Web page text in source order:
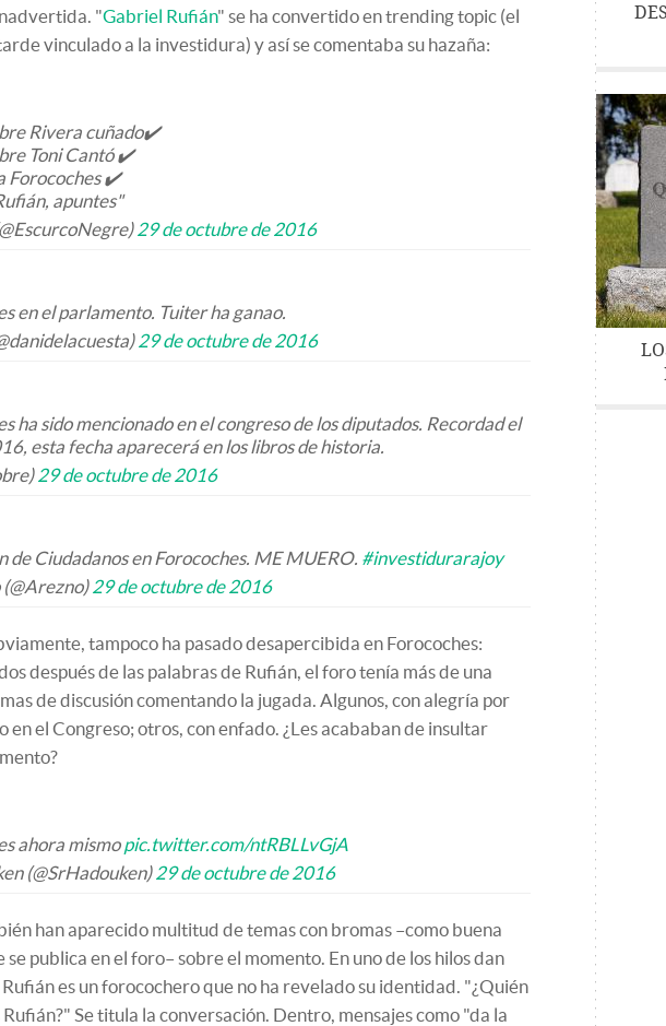
"Gabriel Rufián" se ha convertido en trending topic (el
vinculado a la investidura) y así se comentaba su hazaña:
Rivera cuñado✔️
Toni Cantó ✔️
Forocoches ✔️
apuntes"
29 de octubre de 2016
en el parlamento. Tuiter ha ganao.
29 de octubre de 2016
ha sido mencionado en el congreso de los diputados. Recordad el
esta fecha aparecerá en los libros de historia.
29 de octubre de 2016
de Ciudadanos en Forocoches. ME MUERO. #investidurarajoy
29 de octubre de 2016
tampoco ha pasado desapercibida en Forocoches:
después de las palabras de Rufián, el foro tenía más de una
de discusión comentando la jugada. Algunos, con alegría por
en el Congreso; otros, con enfado. ¿Les acababan de insultar
ahora mismopic.twitter.com/ntRBLLvGjA
(@SrHadouken) 29 de octubre de 2016
han aparecido multitud de temas con bromas –como buena
se publica en el foro– sobre el momento. En uno de los hilos dan
es un forocochero que no ha revelado su identidad. "¿Quién
Se titula la conversación. Dentro, mensajes como "da la